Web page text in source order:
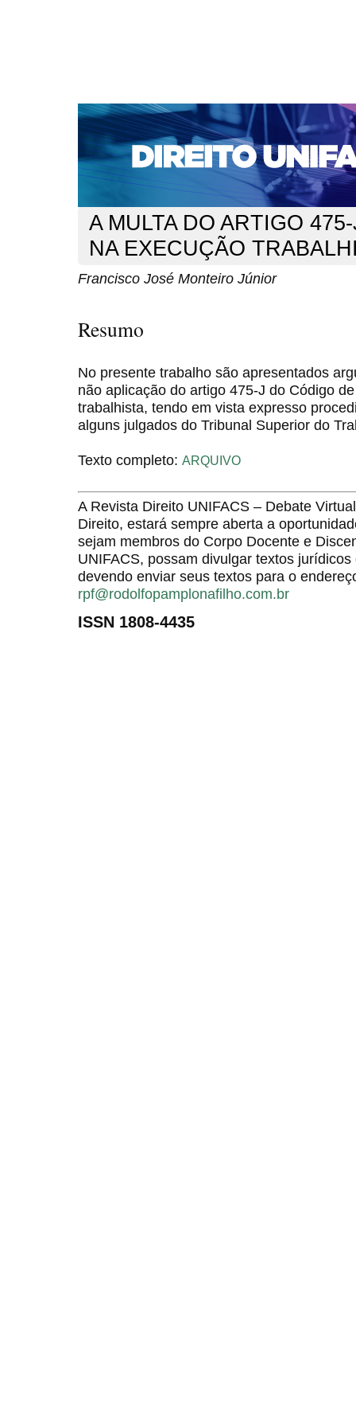
CAPA SOBRE ACESSO CADASTRO
NOTÍCIAS
EDIÇÕES DE Nº 1 A 100 WEBMAIL
Capa>n. 104 (2009) > Monteiro Júnior
A MULTA DO ARTIGO
NA EXECUÇÃO
Francisco José Monteiro Júnior
Resumo
No presente trabalho são apresentados
não aplicação do artigo 475-J do Código
trabalhista, tendo em vista expresso
alguns julgados do Tribunal Superior do
Texto completo: ARQUIVO
A Revista Direito UNIFACS – Debate
Direito, estará sempre aberta a
sejam membros do Corpo Docente e
UNIFACS, possam divulgar textos
devendo enviar seus textos para o
rpf@rodolfopamplonafilho.com.br
ISSN 1808-4435